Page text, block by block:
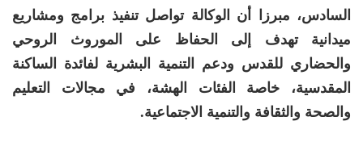
السادس، مبرزا أن الوكالة تواصل تنفيذ برامج ومشاريع
ميدانية تهدف إلى الحفاظ على الموروث الروحي
والحضاري للقدس ودعم التنمية البشرية لفائدة الساكنة
المقدسية، خاصة الفئات الهشة، في مجالات التعليم
والصحة والثقافة والتنمية الاجتماعية.